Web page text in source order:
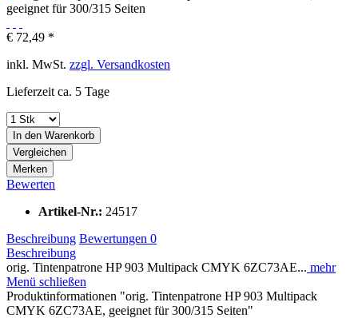
€ 72,49 *
inkl. MwSt. zzgl. Versandkosten
Lieferzeit ca. 5 Tage
In den Warenkorb
Vergleichen
Merken
Bewerten
Artikel-Nr.: 24517
Beschreibung Bewertungen 0
Beschreibung
orig. Tintenpatrone HP 903 Multipack CMYK 6ZC73AE... mehr
Menü schließen
Produktinformationen "orig. Tintenpatrone HP 903 Multipack
CMYK 6ZC73AE, geeignet für 300/315 Seiten"